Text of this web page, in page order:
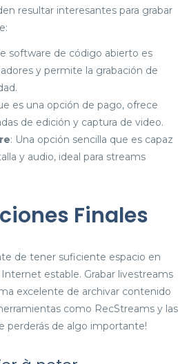
resultar interesantes para grabar
software de código abierto es
y permite la grabación de
es una opción de pago, ofrece
de edición y captura de video.
: Una opción sencilla que es capaz
y audio, ideal para streams
Finales
de tener suficiente espacio en
estable. Grabar livestreams
excelente de archivar contenido
como RecStreams y las
perderás de algo importante!